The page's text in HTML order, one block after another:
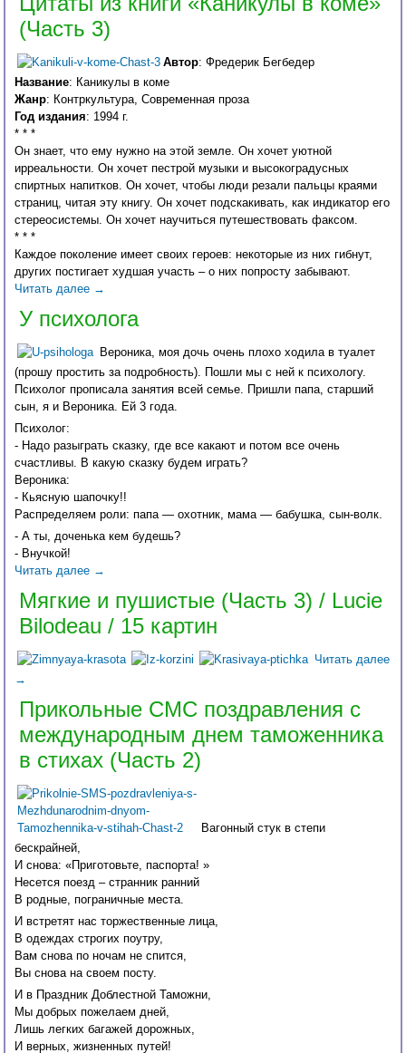
(Часть 3)
Автор: Фредерик Бегбедер
Название: Каникулы в коме
Жанр: Контркультура, Современная проза
Год издания: 1994 г.
* * *
Он знает, что ему нужно на этой земле. Он хочет уютной
ирреальности. Он хочет пестрой музыки и высокоградусных
спиртных напитков. Он хочет, чтобы люди резали пальцы краями
страниц, читая эту книгу. Он хочет подскакивать, как индикатор его
стереосистемы. Он хочет научиться путешествовать факсом.
* * *
Каждое поколение имеет своих героев: некоторые из них гибнут,
других постигает худшая участь – о них попросту забывают.
Читать далее →
У психолога
Вероника, моя дочь очень плохо ходила в туалет
(прошу простить за подробность). Пошли мы с ней к психологу.
Психолог прописала занятия всей семье. Пришли папа, старший
сын, я и Вероника. Ей 3 года.
Психолог:
- Надо разыграть сказку, где все какают и потом все очень
счастливы. В какую сказку будем играть?
Вероника:
- Кьясную шапочку!!
Распределяем роли: папа — охотник, мама — бабушка, сын-волк.
- А ты, доченька кем будешь?
- Внучкой!
Читать далее →
Мягкие и пушистые (Часть 3) / Lucie
Bilodeau / 15 картин
Читать далее
→
Прикольные СМС поздравления с
международным днем таможенника
в стихах (Часть 2)
Вагонный стук в степи
бескрайней,
И снова: «Приготовьте, паспорта! »
Несется поезд – странник ранний
В родные, пограничные места.
И встретят нас торжественные лица,
В одеждах строгих поутру,
Вам снова по ночам не спится,
Вы снова на своем посту.
И в Праздник Доблестной Таможни,
Мы добрых пожелаем дней,
Лишь легких багажей дорожных,
И верных, жизненных путей!